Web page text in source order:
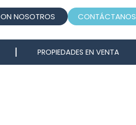
NOSOTROS CONTÁCTANOS
PROPIEDADES EN VENTA